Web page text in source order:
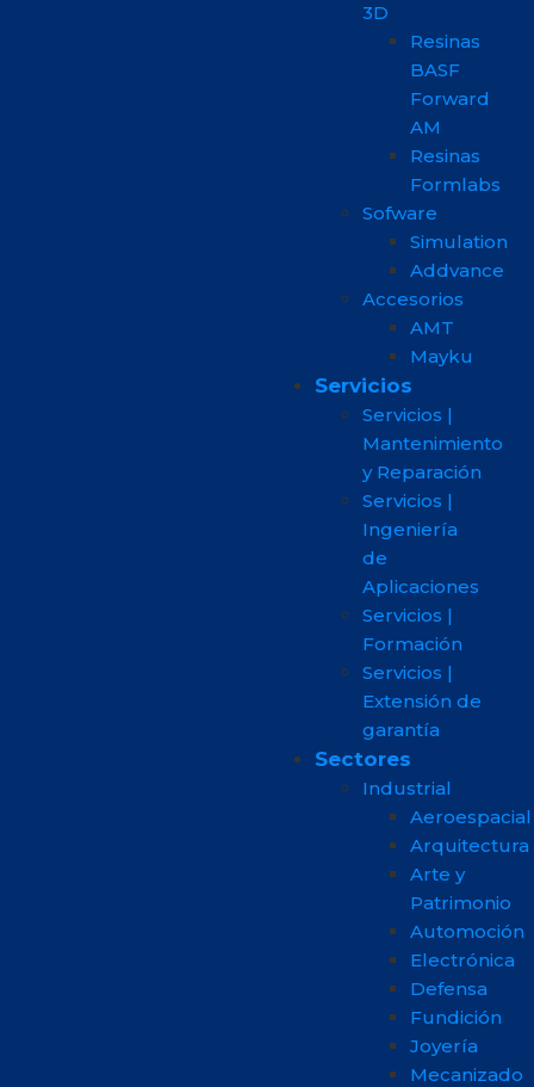
3D
Resinas
BASF
Forward
AM
Resinas
Formlabs
Sofware
Simulation
Addvance
Accesorios
AMT
Mayku
Servicios
Servicios |
Mantenimiento
y Reparación
Servicios |
Ingeniería
de
Aplicaciones
Servicios |
Formación
Servicios |
Extensión de
garantía
Sectores
Industrial
Aeroespacial
Arquitectura
Arte y
Patrimonio
Automoción
Electrónica
Defensa
Fundición
Joyería
Mecanizado